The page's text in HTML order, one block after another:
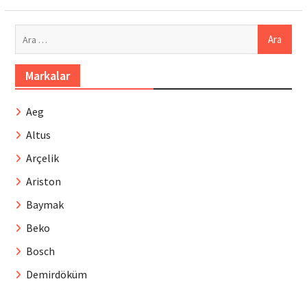
Markalar
Aeg
Altus
Arçelik
Ariston
Baymak
Beko
Bosch
Demirdöküm